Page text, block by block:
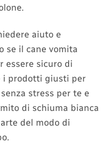
aiuto e
se il cane vomita
essere sicuro di
i prodotti giusti per
stress per te e
di schiuma bianca
del modo di